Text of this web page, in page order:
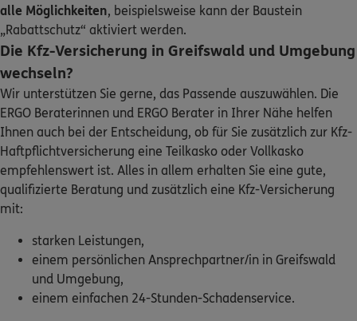
alle Möglichkeiten, beispielsweise kann der Baustein
„Rabattschutz“ aktiviert werden.
Die Kfz-Versicherung in Greifswald und Umgebung
wechseln?
Wir unterstützen Sie gerne, das Passende auszuwählen. Die
ERGO Beraterinnen und ERGO Berater in Ihrer Nähe helfen
Ihnen auch bei der Entscheidung, ob für Sie zusätzlich zur Kfz-
Haftpflichtversicherung eine Teilkasko oder Vollkasko
empfehlenswert ist. Alles in allem erhalten Sie eine gute,
qualifizierte Beratung und zusätzlich eine Kfz-Versicherung
mit:
starken Leistungen,
einem persönlichen Ansprechpartner/in in Greifswald
und Umgebung,
einem einfachen 24-Stunden-Schadenservice.